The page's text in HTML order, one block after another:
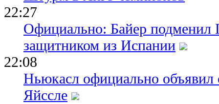
22:27
Официально: Байер подменил
защитником из Испании
22:08
Ньюкасл официально объявил
Яйссле